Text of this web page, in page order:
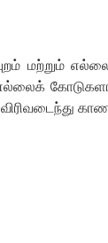
மற்றும்
கோடுகளாக